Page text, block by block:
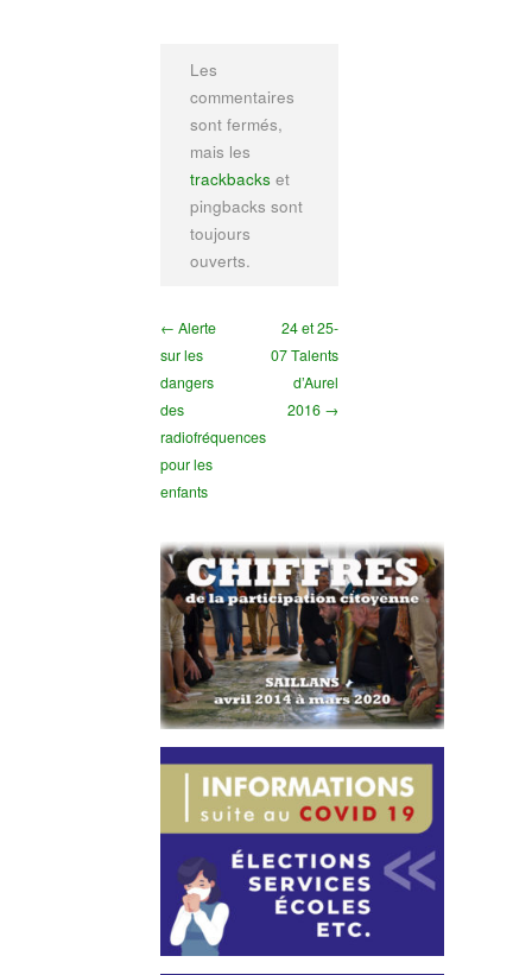
Les
commentaires
sont fermés,
mais les
trackbacks et
pingbacks sont
toujours
ouverts.
← Alerte
sur les
dangers
des
radiofréquences
pour les
enfants
24 et 25-
07 Talents
d’Aurel
2016 →